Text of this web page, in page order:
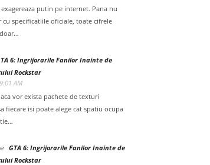
exagereaza putin pe internet. Pana nu
cu specificatiile oficiale, toate cifrele
6: Ingrijorarile Fanilor Inainte de
Rockstar
AM
vor exista pachete de texturi
fiecare isi poate alege cat spatiu ocupa
GTA 6: Ingrijorarile Fanilor Inainte de
Rockstar